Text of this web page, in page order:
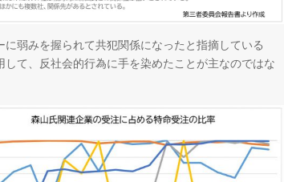
弱みを握られて共犯関係になったと指摘している
て、反社会的行為に手を染めたことが主なのではな